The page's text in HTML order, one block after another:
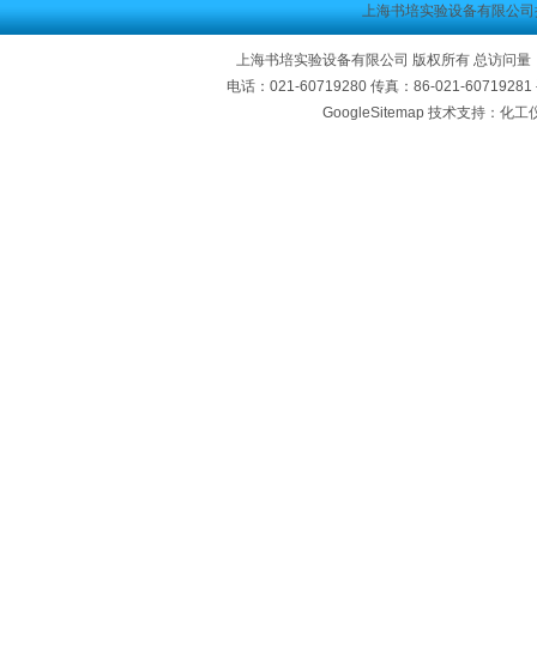
箱/GZX-9420MBE干燥箱
上海书培实验设备有限公司
上海书培实验设备有限公司 版权所有 总访问量
电话：021-60719280 传真：86-021-
GoogleSitemap技术支持：化工